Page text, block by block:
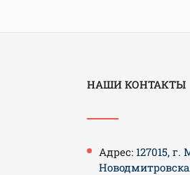
НАШИ КОНТАКТЫ
Адрес: 127015, г.